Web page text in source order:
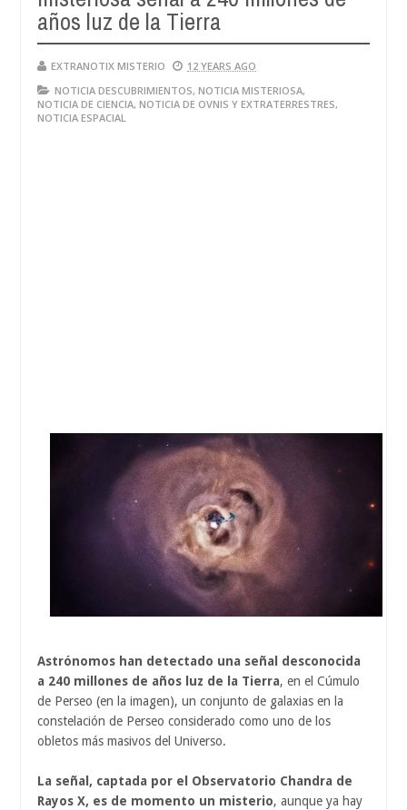
años luz de la Tierra
EXTRANOTIX MISTERIO
12 YEARS AGO
NOTICIA DESCUBRIMIENTOS, NOTICIA MISTERIOSA,
NOTICIA DE CIENCIA, NOTICIA DE OVNIS Y EXTRATERRESTRES,
NOTICIA ESPACIAL
Astrónomos han detectado una señal desconocida
a 240 millones de años luz de la Tierra, en el Cúmulo
de Perseo (en la imagen), un conjunto de galaxias en la
constelación de Perseo considerado como uno de los
obletos más masivos del Universo.
La señal, captada por el Observatorio Chandra de
Rayos X, es de momento un misterio, aunque ya hay